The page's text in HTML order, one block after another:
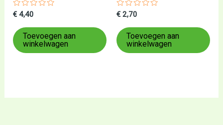
Gewaardeerd
uit
5
€ 4,40
Toevoegen aan
winkelwagen
Gewaardeerd
uit
5
€ 2,70
Toevoegen aan
winkelwagen